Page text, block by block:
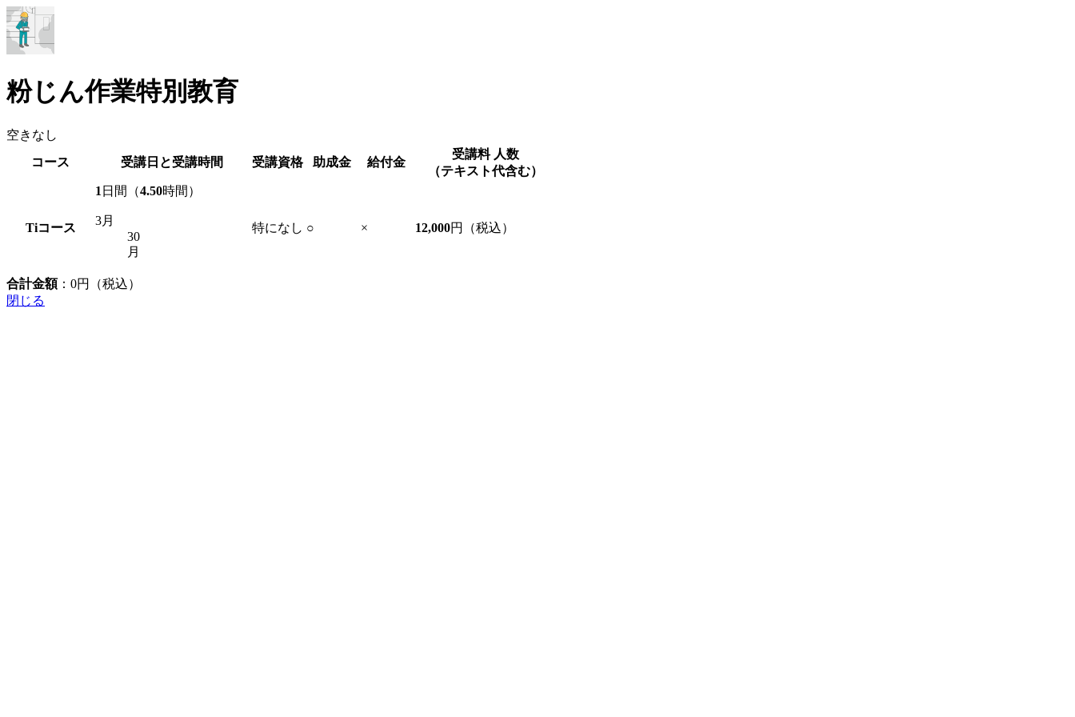
粉じん作業特別教育
空きなし
コース
受講日と受講時間 受講資格 助成金 給付金
受講料 人数
（テキスト代含む）
Tiコース
1 日間（4.50時間）
3月
30
月
特になし ○ × 12,000円（税込）
合計金額： 0円（税込）
閉じる